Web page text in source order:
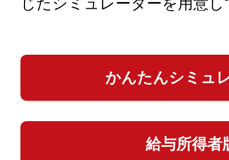
じたシミュレーターを用意
かんたんシミュ
給与所得者